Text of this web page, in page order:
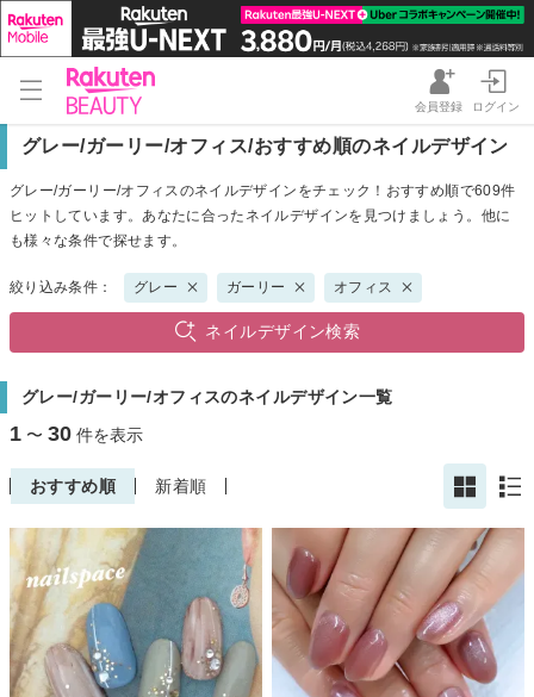
会員登録 ログイン
グレー/ガーリー/オフィス/おすすめ順のネイルデザイン
グレー/ガーリー/オフィスのネイルデザインをチェック！おすすめ順で609件
ヒットしています。あなたに合ったネイルデザインを見つけましょう。他に
も様々な条件で探せます。
絞り込み条件： グレー ガーリー オフィス
ネイルデザイン検索
グレー/ガーリー/オフィスのネイルデザイン一覧
1 〜 30 件を表示
おすすめ順 新着順